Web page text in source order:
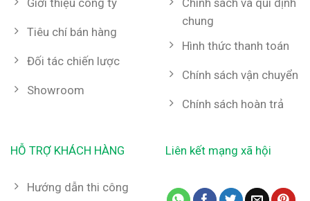
Giới thiệu công ty
Tiêu chí bán hàng
Đối tác chiến lược
Showroom
Chính sách và qui dịnh
chung
Hình thức thanh toán
Chính sách vận chuyển
Chính sách hoàn trả
HỖ TRỢ KHÁCH HÀNG
Hướng dẫn thi công
Liên kết mạng xã hội